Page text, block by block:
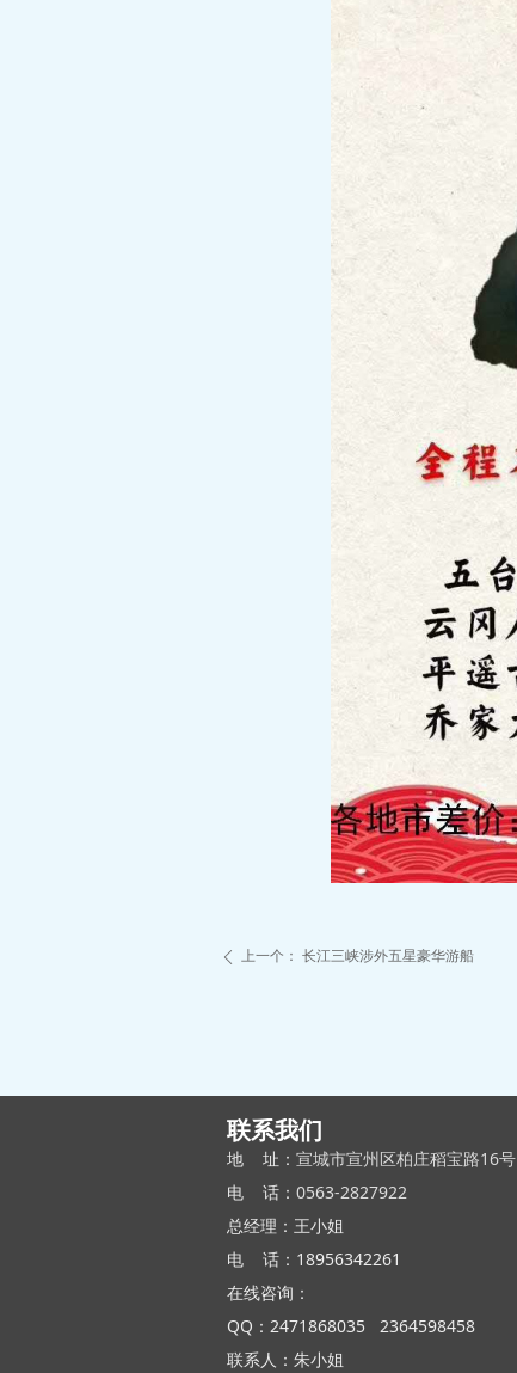
ꄴ 上一个： 长江三峡涉外五星豪华游船
联系我们
地 址： 宣城市宣州区柏庄稻宝路16号
电 话： 0563-2827922
总经理：王小姐
电 话：18956342261
在线咨询：
QQ：2471868035 2364598458
联系人：朱小姐